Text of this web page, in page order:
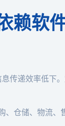
赖软
传递效率低下
仓储、物流、